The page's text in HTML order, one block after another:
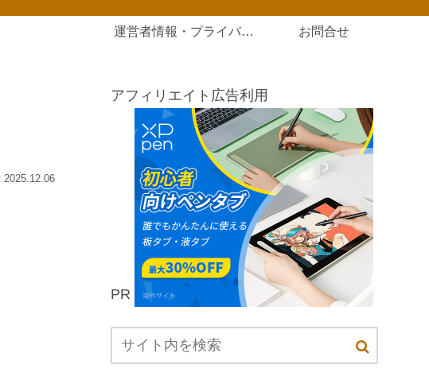
運営者情報・プライバシーポリシー お問合せ
2025.12.06
アフィリエイト広告利用
PR